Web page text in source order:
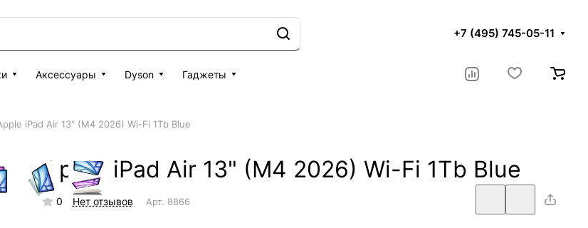
+7 (495) 745-05-11
Аксессуары Dyson Гаджеты
iPad Air 13" (M4 2026) Wi-Fi 1Tb Blue
Apple iPad Air 13" (M4 2026) Wi-Fi 1Tb Blue
0 Нет отзывов Арт. 8866